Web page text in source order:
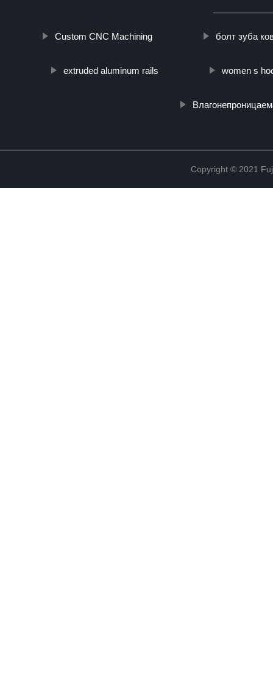
Custom CNC Machining болт зуба
extruded aluminum rails women s
Copyright © 2021